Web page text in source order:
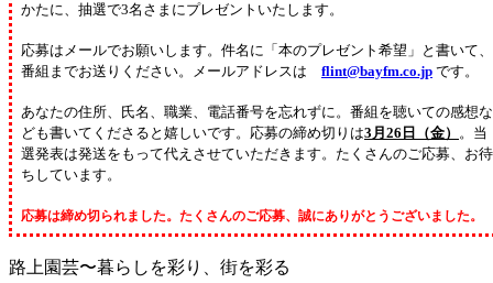
かたに、抽選で3名さまにプレゼントいたします。
応募はメールでお願いします。件名に「本のプレゼント希望」と書いて、
番組までお送りください。メールアドレスは flint@bayfm.co.jp です。
あなたの住所、氏名、職業、電話番号を忘れずに。番組を聴いての感想な
ども書いてくださると嬉しいです。応募の締め切りは3月26日（金）
。当
選発表は発送をもって代えさせていただきます。たくさんのご応募、お待
ちしています。
応募は締め切られました。たくさんのご応募、誠にありがとうございました。
路上園芸〜暮らしを彩り、街を彩る